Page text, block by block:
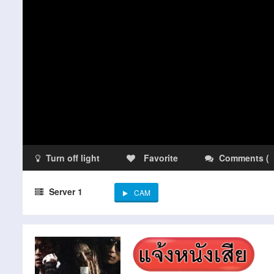
Turn off light Favorite Comments (
Server 1 CAM